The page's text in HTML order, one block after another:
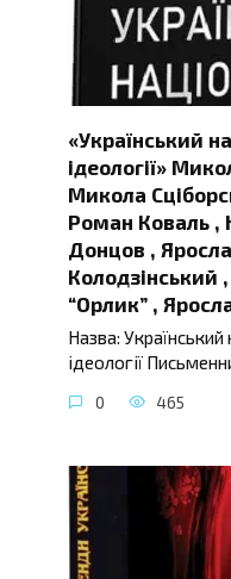
«Український
ідеології»
Микола
Роман Коваль
Донцов ,
“Орлик” ,
Назва:
ідеології
0 465